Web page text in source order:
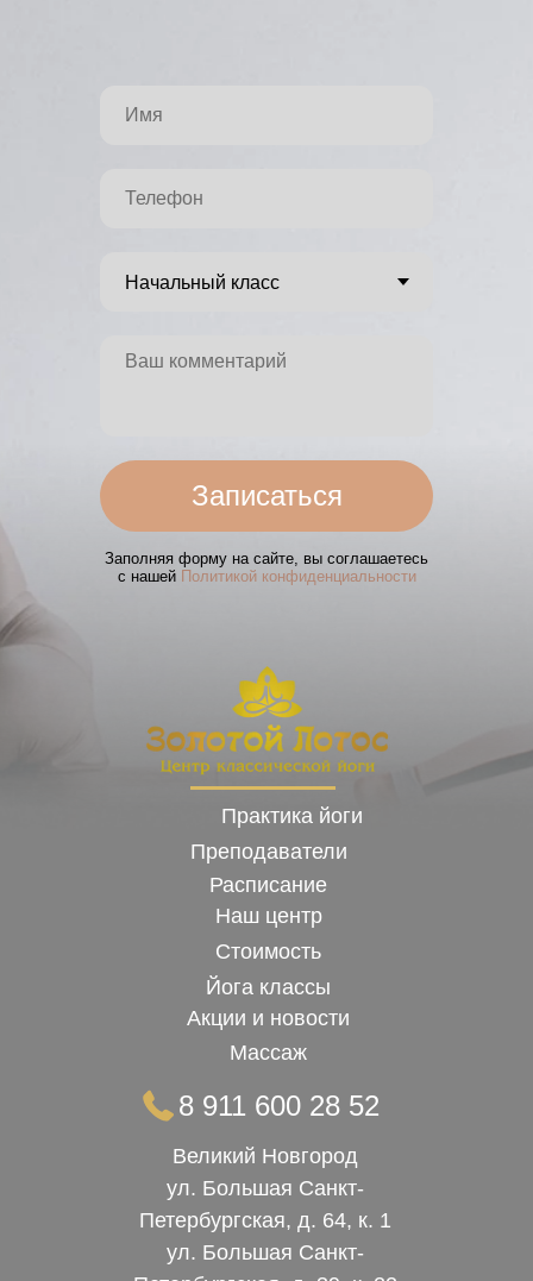
Записаться
Заполняя форму на сайте, вы соглашаетесь
с нашей Политикой конфиденциальности
Практика йоги
Преподаватели
Расписание
Наш центр
Стоимость
Йога классы
8 911 600 28 52
Великий Новгород
ул. Большая Санкт-
Петербургская, д. 64, к. 1
ул. Большая Санкт-
Акции и новости
Массаж